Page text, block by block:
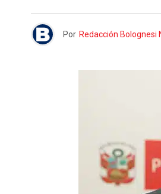
Por Redacción Bolognesi